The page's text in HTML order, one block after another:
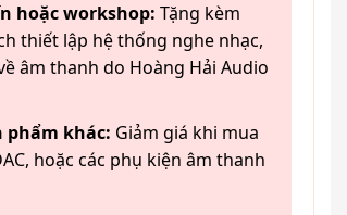
hoặc workshop: Tặng kèm
thiết lập hệ thống nghe nhạc,
âm thanh do Hoàng Hải Audio
phẩm khác: Giảm giá khi mua
hoặc các phụ kiện âm thanh